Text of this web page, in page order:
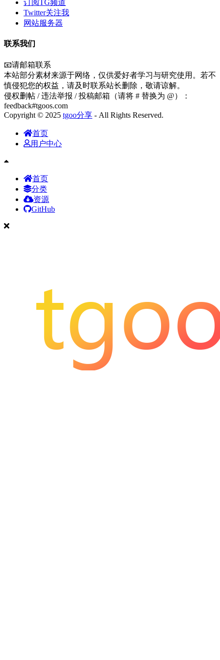
订阅TG频道
Twitter关注我
网站服务器
联系我们
📧请邮箱联系
本站部分素材来源于网络，仅供爱好者学习与研究使用。若不
慎侵犯您的权益，请及时联系站长删除，敬请谅解。
侵权删帖 / 违法举报 / 投稿邮箱（请将 # 替换为 @）：
feedback#tgoos.com
Copyright © 2025 tgoo分享 - All Rights Reserved.
首页
用户中心
首页
分类
资源
GitHub